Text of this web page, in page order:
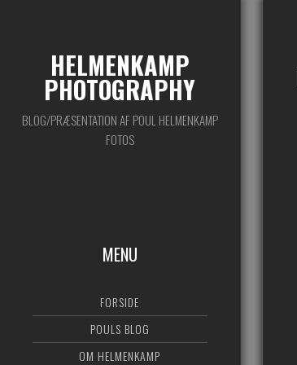
HELMENKAMP
PHOTOGRAPHY
BLOG/PRÆSENTATION AF POUL HELMENKAMP
FOTOS
MENU
FORSIDE
POULS BLOG
OM HELMENKAMP